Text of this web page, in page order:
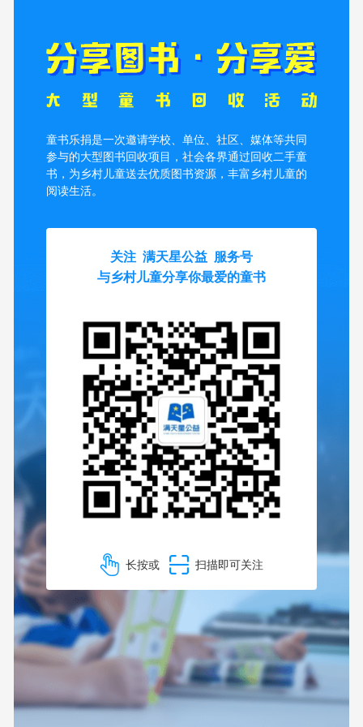
童书乐捐是一次邀请学校、单位、社区、媒体等共同
参与的大型图书回收项目，社会各界通过回收二手童
书，为乡村儿童送去优质图书资源，丰富乡村儿童的
阅读生活。
关注 满天星公益 服务号
与乡村儿童分享你最爱的童书
长按或 扫描即可关注